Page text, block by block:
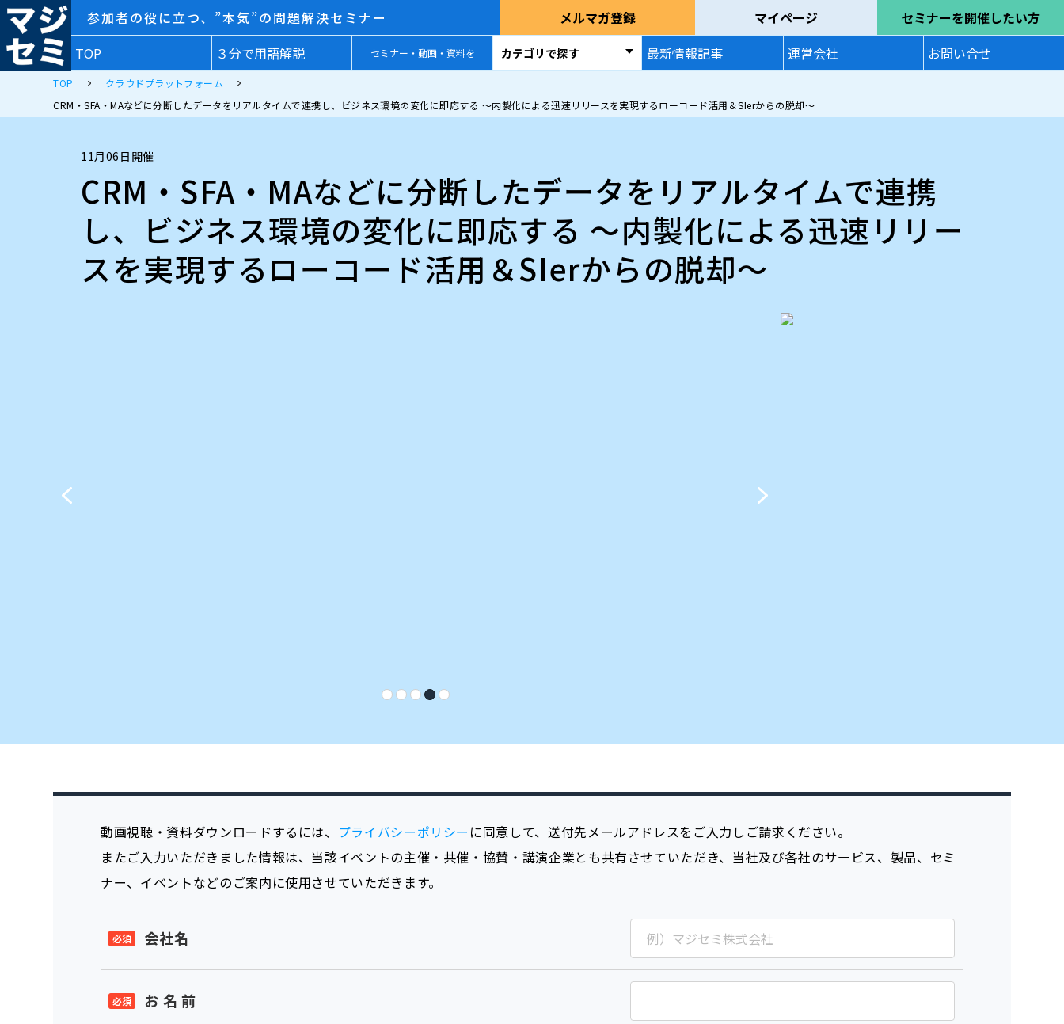
参加者の役に立つ、”本気”の問題解決セミナー メルマガ登録 マイページ
セミナーを開催したい方
TOP
３分で用語解説 セミナー・動画・資料を カテゴリで探す 最新情報記事 運営会社 お問い合せ
TOP
クラウドプラットフォーム
CRM・SFA・MAなどに分断したデータをリアルタイムで連携し、ビジネス環境の変化に即応する ～内製化による迅速リリースを実現するローコード活用＆SIerからの脱却～
11月06日開催
CRM・SFA・MAなどに分断したデータをリアルタイムで連携
し、ビジネス環境の変化に即応する ～内製化による迅速リリー
スを実現するローコード活用＆SIerからの脱却～
動画視聴・資料ダウンロードするには、 プライバシーポリシー に同意して、送付先メールアドレスをご入力しご請求ください。
またご入力いただきました情報は、当該イベントの主催・共催・協賛・講演企業とも共有させていただき、当社及び各社のサービス、製品、セミ
ナー、イベントなどのご案内に使用させていただきます。
会社名
お 名 前